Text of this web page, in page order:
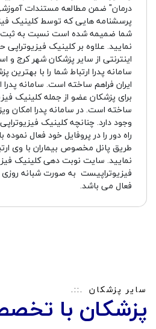
درمان" ضمن مطالعه مستندات
پرسشنامه هایی که توسط کلینیک
شما ضمیمه شده است نسبت به ثبت
نمایید. علاوه بر کلینیک
اینترنتی از سایر پزشکان شهر کرج و
سامانه پدرا ارتباط شما را با
ایران فراهم ساخته است. سامانه
برای پزشکان عضو از جمله کلینیک
ساخته است. در سامانه پدرا امکان
وجود دارد. چنانچه کلینیک
راه دور را در پروفایل خود فعال
طریق پانل مخصوص بیماران با وی
نمایید. سایت نوبت دهی کلینیک
فیزیوتراپیست به صورت شبانه روزی
فعال می باشد.
سایر پزشکان
پزشکان با